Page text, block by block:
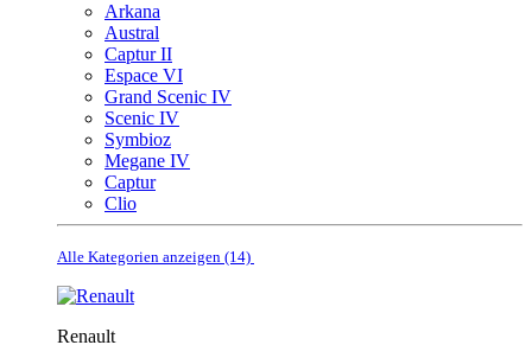
Arkana
Austral
Captur II
Espace VI
Grand Scenic IV
Scenic IV
Symbioz
Megane IV
Captur
Clio
Alle Kategorien anzeigen (14)
Renault